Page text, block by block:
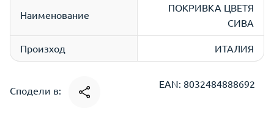
Наименование
ПОКРИВКА ЦВЕТЯ
СИВА
Произход ИТАЛИЯ
Сподели в:
EAN: 8032484888692